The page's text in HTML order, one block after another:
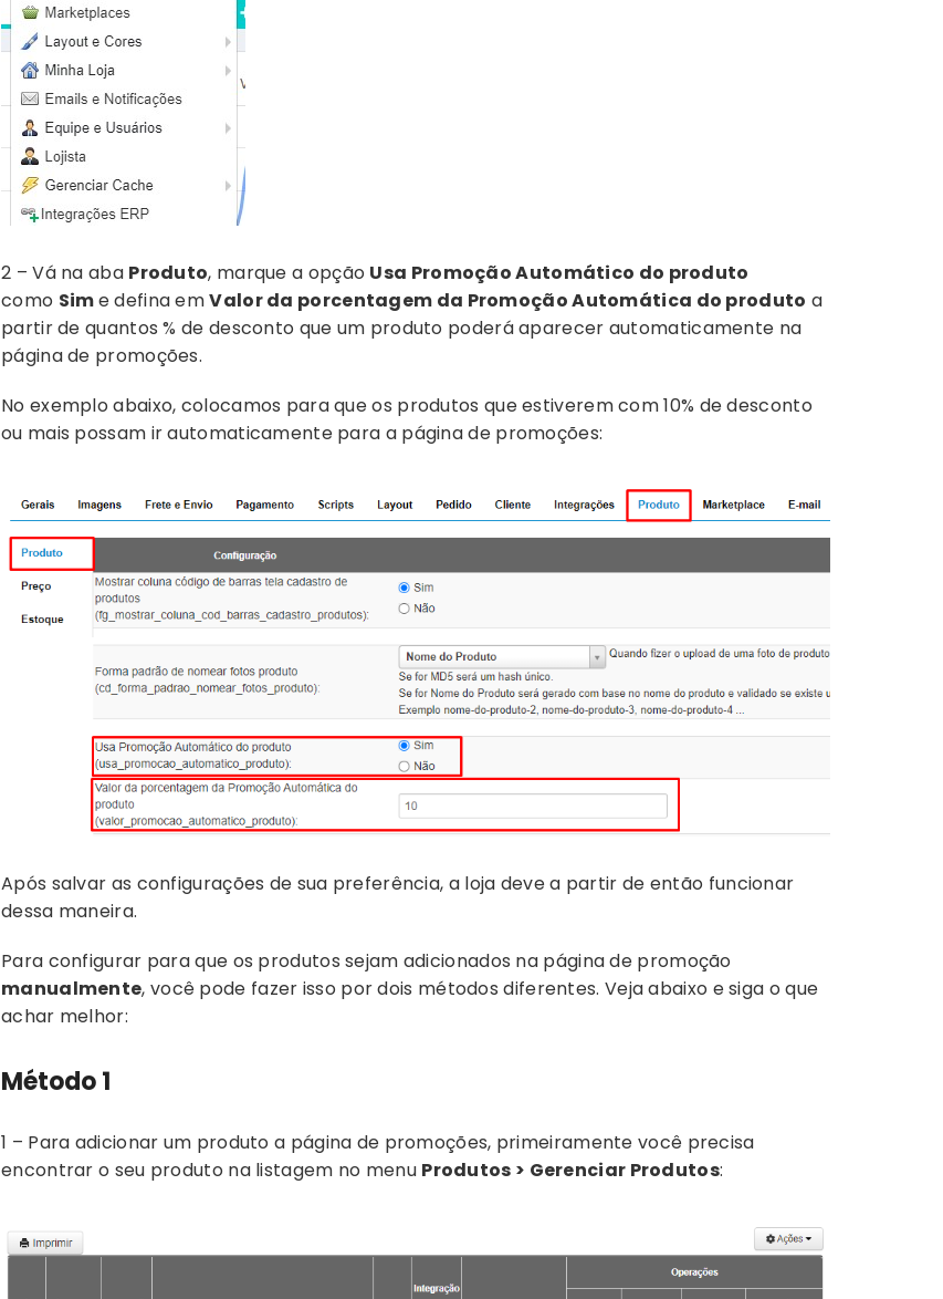
2 – Vá na aba Produto, marque a opção Usa Promoção Automático do produto
como Sime defina emValor da porcentagem da Promoção Automática do produto a
partir de quantos % de desconto que um produto poderá aparecer automaticamente na
página de promoções.
No exemplo abaixo, colocamos para que os produtos que estiverem com 10% de desconto
ou mais possam ir automaticamente para a página de promoções:
Após salvar as configurações de sua preferência, a loja deve a partir de então funcionar
dessa maneira.
Para configurar para que os produtos sejam adicionados na página de promoção
manualmente, você pode fazer isso por dois métodos diferentes. Veja abaixo e siga o que
achar melhor:
Método 1
1 – Para adicionar um produto a página de promoções, primeiramente você precisa
encontrar o seu produto na listagem no menu Produtos > Gerenciar Produtos: